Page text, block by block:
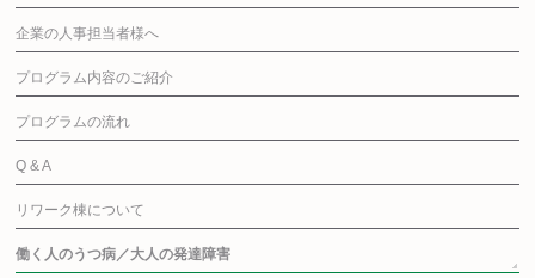
企業の人事担当者様へ
プログラム内容のご紹介
プログラムの流れ
Q & A
リワーク棟について
働く人のうつ病／大人の発達障害